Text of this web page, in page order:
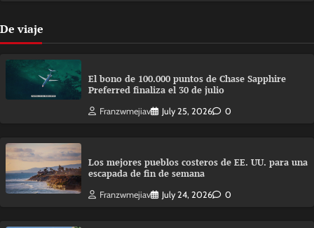
De viaje
El bono de 100.000 puntos de Chase Sapphire
Preferred finaliza el 30 de julio
Franzwmejiav July 25, 2026 0
Los mejores pueblos costeros de EE. UU. para una
escapada de fin de semana
Franzwmejiav July 24, 2026 0